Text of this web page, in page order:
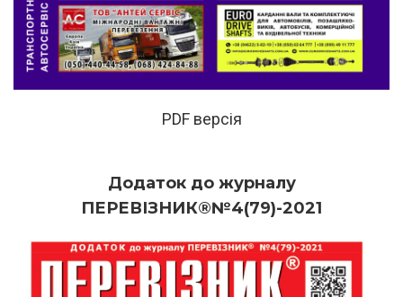
PDF версія
Додаток до журналу
ПЕРЕВІЗНИК®№4(79)-2021